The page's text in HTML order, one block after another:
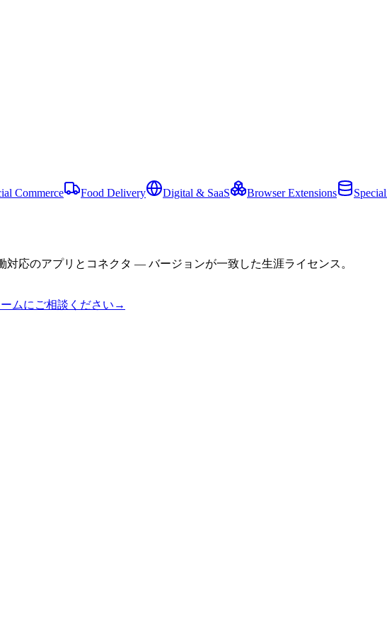
Commerce Food Delivery Digital & SaaS Browser Extensions
応のアプリとコネクタ — バージョンが一致した生涯ライセンス。
ムにご相談ください →